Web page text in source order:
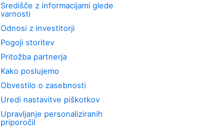
Središče z informacijami glede
varnosti
Odnosi z investitorji
Pogoji storitev
Pritožba partnerja
Kako poslujemo
Obvestilo o zasebnosti
Uredi nastavitve piškotkov
Upravljanje personaliziranih
priporočil